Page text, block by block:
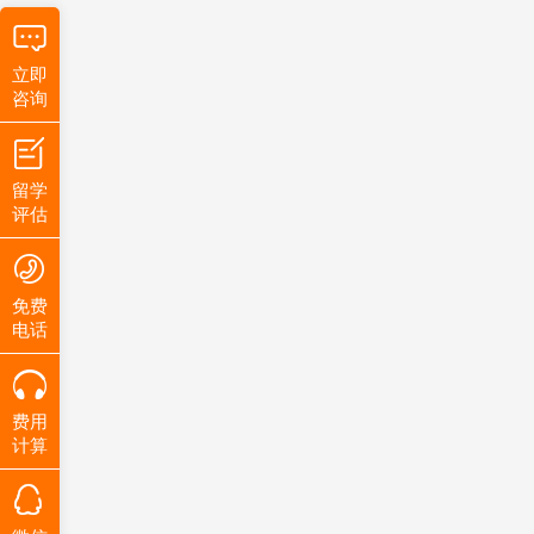
立即
咨询
留学
评估
免费
电话
费用
计算